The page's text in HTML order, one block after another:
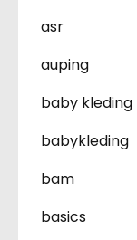
asr
auping
baby kleding
babykleding
bam
basics